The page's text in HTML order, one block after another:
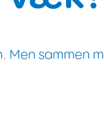
Men sammen